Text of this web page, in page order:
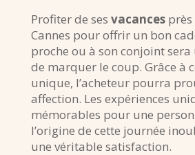
Profiter de ses vacances
Cannes pour offrir un bon
proche ou à son conjoint
de marquer le coup. Grâce à
unique, l’acheteur pourra
affection. Les expériences
mémorables pour une
l’origine de cette journée
une véritable satisfaction.